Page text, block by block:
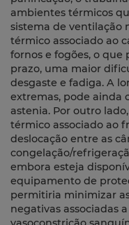
ambientes térmicos
sistema de ventilação
térmico associado ao
fornos e fogões, o que
prazo, uma maior
desgaste e fadiga. A
extremas, pode ainda
astenia. Por outro
térmico associado ao
deslocação entre as
congelação/
embora esteja
equipamento de
permitiria minimizar
negativas associadas